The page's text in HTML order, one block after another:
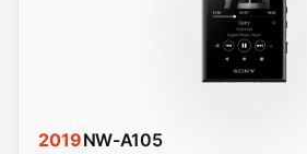
2019NW-A105